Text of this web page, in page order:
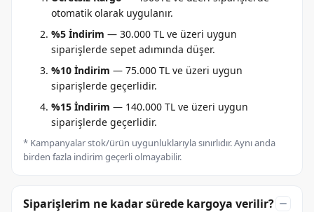
otomatik olarak uygulanır.
%5 İndirim — 30.000 TL ve üzeri uygun
siparişlerde sepet adımında düşer.
%10 İndirim — 75.000 TL ve üzeri uygun
siparişlerde geçerlidir.
%15 İndirim — 140.000 TL ve üzeri uygun
siparişlerde geçerlidir.
* Kampanyalar stok/ürün uygunluklarıyla sınırlıdır. Aynı anda
birden fazla indirim geçerli olmayabilir.
Siparişlerim ne kadar sürede kargoya verilir?